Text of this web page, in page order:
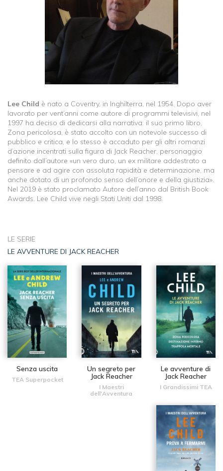
Lee Child è nato a Coventry, in Inghilterra, nel 1954. Dopo aver
lavorato per vent’anni come autore di programmi televisivi, nel
1997 ha deciso di dedicarsi alla narrativa: il suo primo libro,
Zona pericolosa, è stato accolto con un notevole successo di
pubblico e critica, e lo stesso è accaduto per gli altri romanzi
d’azione incentrati sulla figura di Jack Reacher, personaggio
definito dall’autore «un vero duro, un ex militare addestrato a
pensare e ad agire con assoluta rapidità e determinazione, ma
anche dotato di un profondo senso dell’onore e della giustizia».
Nel 2019 è stato proclamato Autore dell’anno dal British Book
Awards. Lee Child vive negli Stati Uniti dal 1998.
LE SERIE
LE AVVENTURE DI JACK REACHER
Senza uscita
TEA Superpocket
Un segreto per
Jack Reacher
I Maestri
dell'Avventura
Le avventure di
Jack Reacher
I Grandissimi TEA